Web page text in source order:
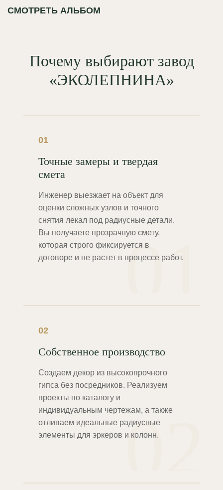
СМОТРЕТЬ АЛЬБОМ
Почему выбирают завод
«ЭКОЛЕПНИНА»
01
01
Точные замеры и твердая
смета
Инженер выезжает на объект для
оценки сложных узлов и точного
снятия лекал под радиусные детали.
Вы получаете прозрачную смету,
которая строго фиксируется в
договоре и не растет в процессе работ.
02
02
Собственное производство
Создаем декор из высокопрочного
гипса без посредников. Реализуем
проекты по каталогу и
индивидуальным чертежам, а также
отливаем идеальные радиусные
элементы для эркеров и колонн.